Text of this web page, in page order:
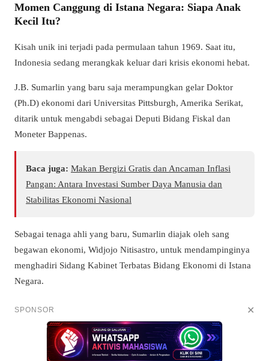
Momen Canggung di Istana Negara: Siapa Anak
Kecil Itu?
Kisah unik ini terjadi pada permulaan tahun 1969. Saat itu,
Indonesia sedang merangkak keluar dari krisis ekonomi hebat.
J.B. Sumarlin yang baru saja merampungkan gelar Doktor
(Ph.D) ekonomi dari Universitas Pittsburgh, Amerika Serikat,
ditarik untuk mengabdi sebagai Deputi Bidang Fiskal dan
Moneter Bappenas.
Baca juga: Makan Bergizi Gratis dan Ancaman Inflasi
Pangan: Antara Investasi Sumber Daya Manusia dan
Stabilitas Ekonomi Nasional
Sebagai tenaga ahli yang baru, Sumarlin diajak oleh sang
begawan ekonomi, Widjojo Nitisastro, untuk mendampinginya
menghadiri Sidang Kabinet Terbatas Bidang Ekonomi di Istana
Negara.
SPONSOR ✕